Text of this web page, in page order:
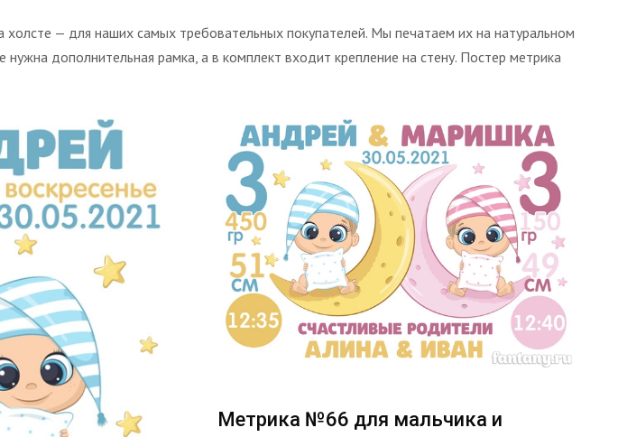
— для наших самых требовательных покупателей. Мы печатаем их на натуральном
дополнительная рамка, а в комплект входит крепление на стену. Постер метрика
Метрика №66 для мальчика и